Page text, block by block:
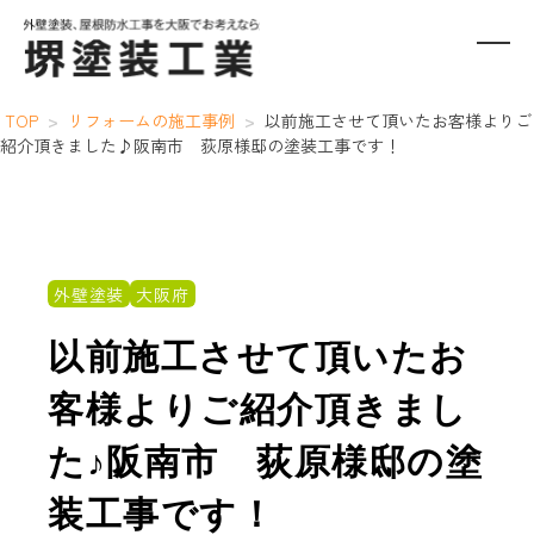
TOP > リフォームの施工事例 > 以前施工させて頂いたお客様よりご
紹介頂きました♪阪南市 荻原様邸の塗装工事です！
外壁塗装 大阪府
以前施工させて頂いたお
客様よりご紹介頂きまし
た♪阪南市 荻原様邸の塗
装工事です！